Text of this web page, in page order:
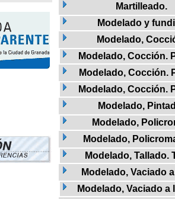
Martilleado.
Modelado y
Modelado,
Modelado, Cocción.
Modelado, Cocción.
Modelado, Cocción.
Modelado,
Modelado,
Modelado,
Modelado, Tallado.
Modelado, Vaciado
Modelado, Vaciado